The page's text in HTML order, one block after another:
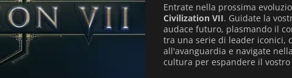
Entrate nella prossima
Civilization VII. Guidate la
audace futuro, plasmando il
tra una serie di leader iconici,
all'avanguardia e navigate
cultura per espandere il